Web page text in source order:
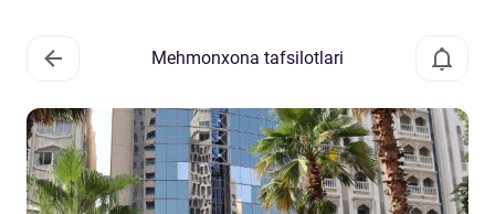
Mehmonxona tafsilotlari